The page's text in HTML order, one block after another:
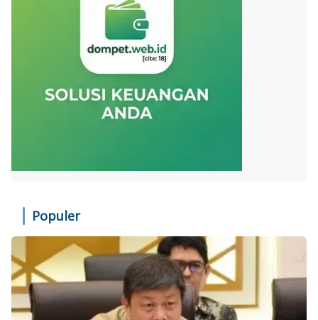
Populer